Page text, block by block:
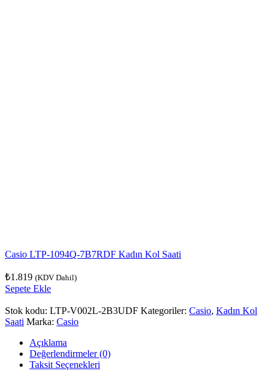
Casio LTP-1094Q-7B7RDF Kadın Kol Saati
₺1.819 (KDV Dahil)
Sepete Ekle
Stok kodu: LTP-V002L-2B3UDF Kategoriler: Casio, Kadın Kol
Saati Marka: Casio
Açıklama
Değerlendirmeler (0)
Taksit Seçenekleri